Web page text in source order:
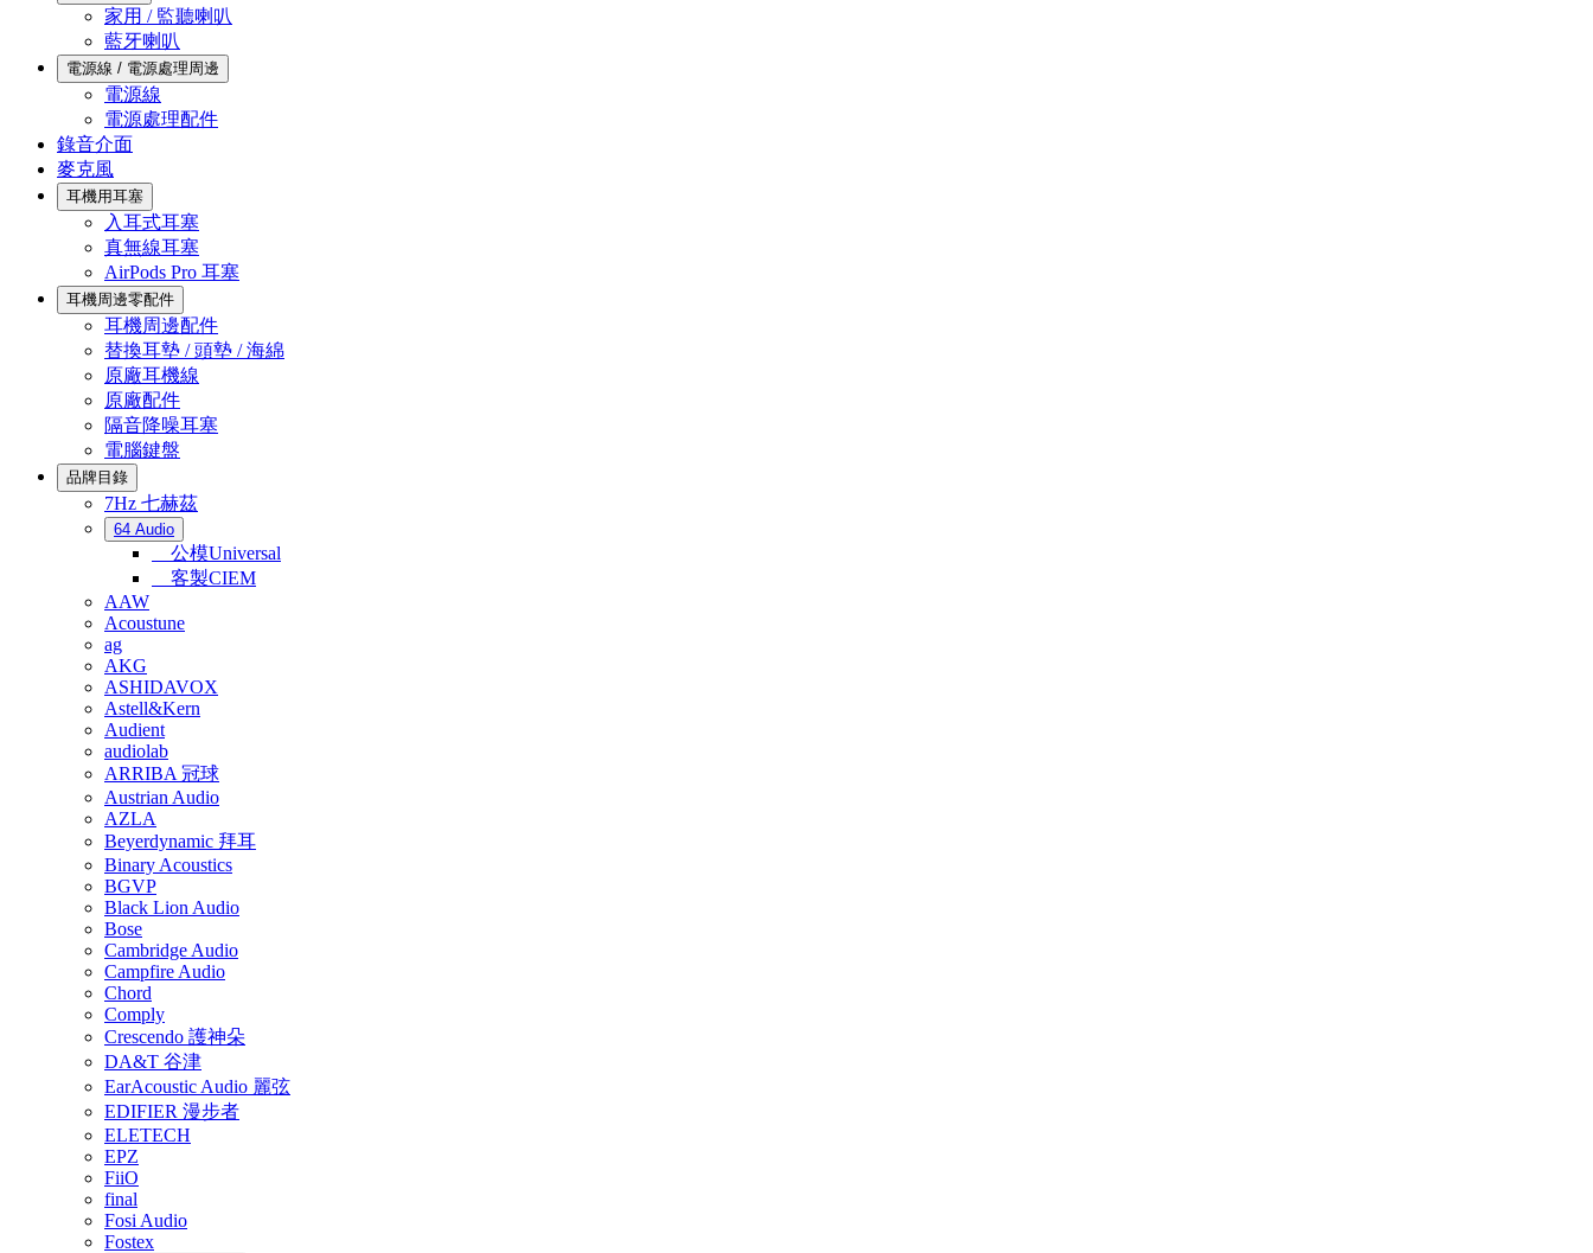
家用 / 監聽喇叭
藍牙喇叭
電源線 / 電源處理周邊
電源線
電源處理配件
錄音介面
麥克風
耳機用耳塞
入耳式耳塞
真無線耳塞
AirPods Pro 耳塞
耳機周邊零配件
耳機周邊配件
替換耳墊 / 頭墊 / 海綿
原廠耳機線
原廠配件
隔音降噪耳塞
電腦鍵盤
品牌目錄
7Hz 七赫茲
64 Audio
公模Universal
客製CIEM
AAW
Acoustune
ag
AKG
ASHIDAVOX
Astell&Kern
Audient
audiolab
ARRIBA 冠球
Austrian Audio
AZLA
Beyerdynamic 拜耳
Binary Acoustics
BGVP
Black Lion Audio
Bose
Cambridge Audio
Campfire Audio
Chord
Comply
Crescendo 護神朵
DA&T 谷津
EarAcoustic Audio 麗弦
EDIFIER 漫步者
ELETECH
EPZ
FiiO
final
Fosi Audio
Fostex